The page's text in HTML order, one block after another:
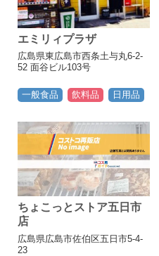
エミリィプラザ
広島県東広島市西条土与丸6-2-
52 面谷ビル103号
一般食品 飲料品 日用品
ちょこっとストア五日市
店
広島県広島市佐伯区五日市5-4-
23